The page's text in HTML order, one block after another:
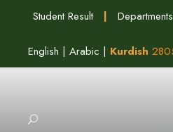
Student Result | Departments
English | Arabic | Kurdish